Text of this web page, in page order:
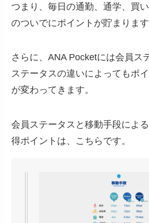
つまり、毎日の通勤、通学、買
のついでにポイントが貯まります
さらに、ANA Pocketには会員ス
ステータスの違いによってもポ
が変わってきます。
会員ステータスと移動手段によ
得ポイントは、こちらです。